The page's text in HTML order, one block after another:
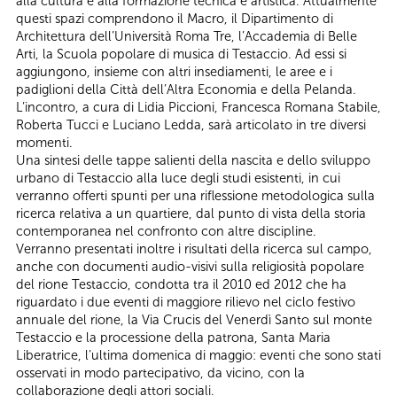
questi spazi comprendono il Macro, il Dipartimento di
Architettura dell’Università Roma Tre, l’Accademia di Belle
Arti, la Scuola popolare di musica di Testaccio. Ad essi si
aggiungono, insieme con altri insediamenti, le aree e i
padiglioni della Città dell’Altra Economia e della Pelanda.
L’incontro, a cura di Lidia Piccioni, Francesca Romana Stabile,
Roberta Tucci e Luciano Ledda, sarà articolato in tre diversi
momenti.
Una sintesi delle tappe salienti della nascita e dello sviluppo
urbano di Testaccio alla luce degli studi esistenti, in cui
verranno offerti spunti per una riflessione metodologica sulla
ricerca relativa a un quartiere, dal punto di vista della storia
contemporanea nel confronto con altre discipline.
Verranno presentati inoltre i risultati della ricerca sul campo,
anche con documenti audio-visivi sulla religiosità popolare
del rione Testaccio, condotta tra il 2010 ed 2012 che ha
riguardato i due eventi di maggiore rilievo nel ciclo festivo
annuale del rione, la Via Crucis del Venerdì Santo sul monte
Testaccio e la processione della patrona, Santa Maria
Liberatrice, l’ultima domenica di maggio: eventi che sono stati
osservati in modo partecipativo, da vicino, con la
collaborazione degli attori sociali.